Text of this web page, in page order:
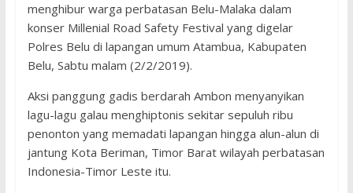
menghibur warga perbatasan Belu-Malaka dalam
konser Millenial Road Safety Festival yang digelar
Polres Belu di lapangan umum Atambua, Kabupaten
Belu, Sabtu malam (2/2/2019).
Aksi panggung gadis berdarah Ambon menyanyikan
lagu-lagu galau menghiptonis sekitar sepuluh ribu
penonton yang memadati lapangan hingga alun-alun di
jantung Kota Beriman, Timor Barat wilayah perbatasan
Indonesia-Timor Leste itu.